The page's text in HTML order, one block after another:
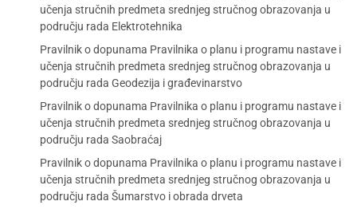
učenja stručnih predmeta srednjeg stručnog obrazovanja u
području rada Elektrotehnika
Pravilnik o dopunama Pravilnika o planu i programu nastave i
učenja stručnih predmeta srednjeg stručnog obrazovanja u
području rada Geodezija i građevinarstvo
Pravilnik o dopunama Pravilnika o planu i programu nastave i
učenja stručnih predmeta srednjeg stručnog obrazovanja u
području rada Saobraćaj
Pravilnik o dopunama Pravilnika o planu i programu nastave i
učenja stručnih predmeta srednjeg stručnog obrazovanja u
području rada Šumarstvo i obrada drveta